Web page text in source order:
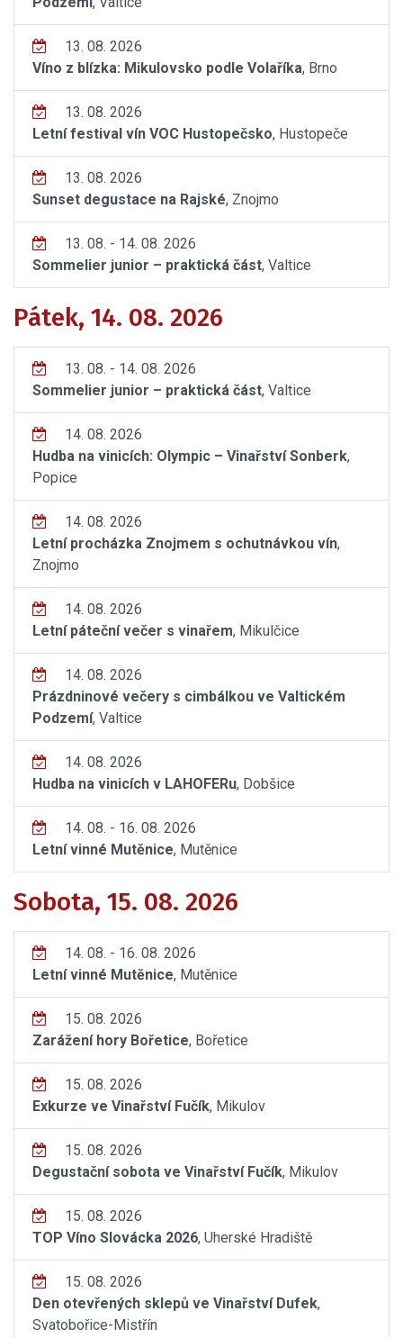
13. 08. 2026
Víno z blízka: Mikulovsko podle Volaříka, Brno
13. 08. 2026
Letní festival vín VOC Hustopečsko, Hustopeče
13. 08. 2026
Sunset degustace na Rajské, Znojmo
13. 08. - 14. 08. 2026
Sommelier junior – praktická část, Valtice
Pátek, 14. 08. 2026
13. 08. - 14. 08. 2026
Sommelier junior – praktická část, Valtice
14. 08. 2026
Hudba na vinicích: Olympic – Vinařství Sonberk,
Popice
14. 08. 2026
Letní procházka Znojmem s ochutnávkou vín,
Znojmo
14. 08. 2026
Letní páteční večer s vinařem, Mikulčice
14. 08. 2026
Prázdninové večery s cimbálkou ve Valtickém
Podzemí, Valtice
14. 08. 2026
Hudba na vinicích v LAHOFERu, Dobšice
14. 08. - 16. 08. 2026
Letní vinné Mutěnice, Mutěnice
Sobota, 15. 08. 2026
14. 08. - 16. 08. 2026
Letní vinné Mutěnice, Mutěnice
15. 08. 2026
Zarážení hory Bořetice, Bořetice
15. 08. 2026
Exkurze ve Vinařství Fučík, Mikulov
15. 08. 2026
Degustační sobota ve Vinařství Fučík, Mikulov
15. 08. 2026
TOP Víno Slovácka 2026, Uherské Hradiště
15. 08. 2026
Den otevřených sklepů ve Vinařství Dufek,
Svatobořice-Mistřín